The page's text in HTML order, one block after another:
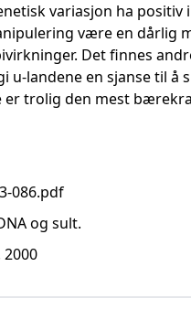
variasjon ha
være en dårlig
Det finnes
landene en sjanse til å
er trolig den mest
086.pdf
og sult.